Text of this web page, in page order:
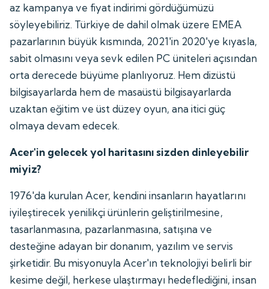
az kampanya ve fiyat indirimi gördüğümüzü
söyleyebiliriz. Türkiye de dahil olmak üzere EMEA
pazarlarının büyük kısmında, 2021'in 2020'ye kıyasla,
sabit olmasını veya sevk edilen PC üniteleri açısından
orta derecede büyüme planlıyoruz. Hem dizüstü
bilgisayarlarda hem de masaüstü bilgisayarlarda
uzaktan eğitim ve üst düzey oyun, ana itici güç
olmaya devam edecek.
Acer'in gelecek yol haritasını sizden dinleyebilir
miyiz?
1976'da kurulan Acer, kendini insanların hayatlarını
iyileştirecek yenilikçi ürünlerin geliştirilmesine,
tasarlanmasına, pazarlanmasına, satışına ve
desteğine adayan bir donanım, yazılım ve servis
şirketidir. Bu misyonuyla Acer'ın teknolojiyi belirli bir
kesime değil, herkese ulaştırmayı hedeflediğini, insan